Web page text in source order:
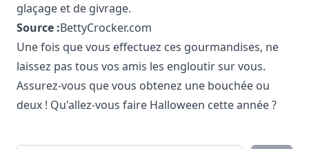
glaçage et de givrage.
Source :BettyCrocker.com
Une fois que vous effectuez ces gourmandises, ne
laissez pas tous vos amis les engloutir sur vous.
Assurez-vous que vous obtenez une bouchée ou
deux ! Qu'allez-vous faire Halloween cette année ?